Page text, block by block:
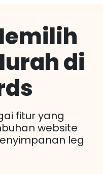
di
fitur yang
website
leg